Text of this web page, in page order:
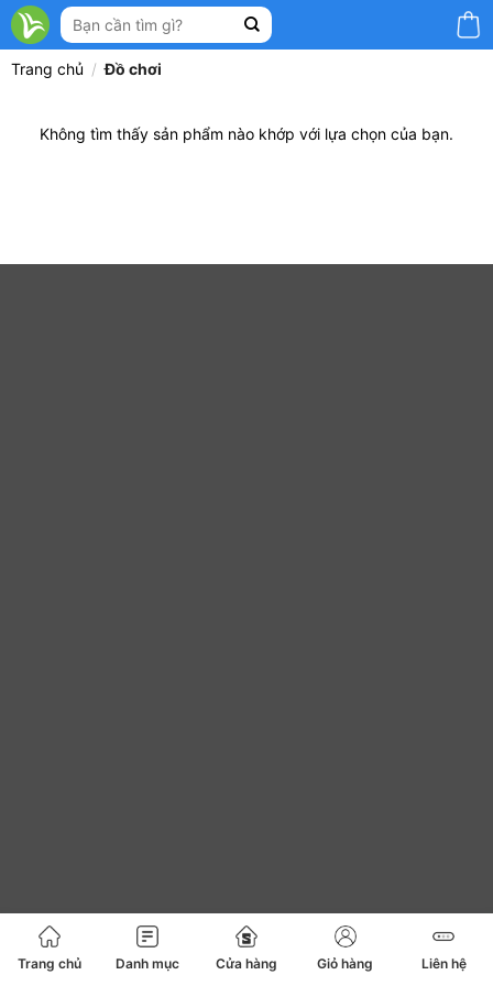
Bỏ
qua
nội
Tìm
kiếm:
Trang chủ Danh mục Cửa hàng Giỏ hàng Liên hệ
Trang chủ / Đồ chơi
Không tìm thấy sản phẩm nào khớp với lựa chọn của bạn.